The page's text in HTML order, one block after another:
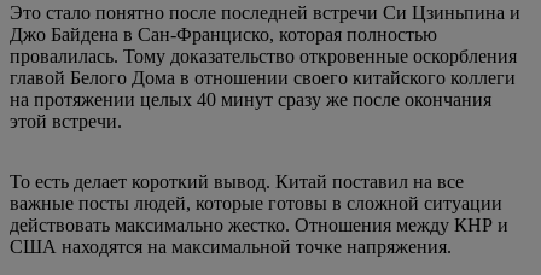
Это стало понятно после последней встречи Си Цзиньпина и
Джо Байдена в Сан-Франциско, которая полностью
провалилась. Тому доказательство откровенные оскорбления
главой Белого Дома в отношении своего китайского коллеги
на протяжении целых 40 минут сразу же после окончания
этой встречи.
То есть делает короткий вывод. Китай поставил на все
важные посты людей, которые готовы в сложной ситуации
действовать максимально жестко. Отношения между КНР и
США находятся на максимальной точке напряжения.